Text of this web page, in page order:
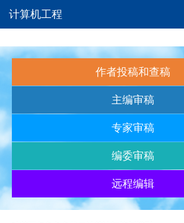
计算机工程
作者投稿和查稿
主编审稿
专家审稿
编委审稿
远程编辑